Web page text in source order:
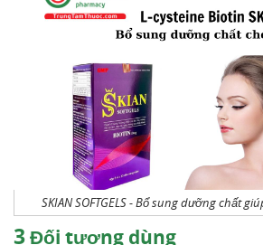
SKIAN SOFTGELS - Bổ sung dưỡng chất
3Đối tượng dùng